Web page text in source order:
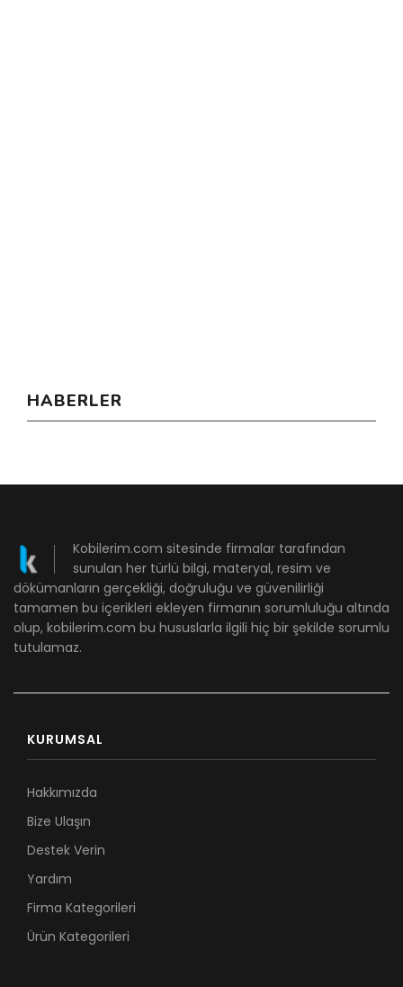
HABERLER
Kobilerim.com sitesinde firmalar tarafından
sunulan her türlü bilgi, materyal, resim ve
dökümanların gerçekliği, doğruluğu ve güvenilirliği
tamamen bu içerikleri ekleyen firmanın sorumluluğu altında
olup, kobilerim.com bu hususlarla ilgili hiç bir şekilde sorumlu
tutulamaz.
KURUMSAL
Hakkımızda
Bize Ulaşın
Destek Verin
Yardım
Firma Kategorileri
Ürün Kategorileri